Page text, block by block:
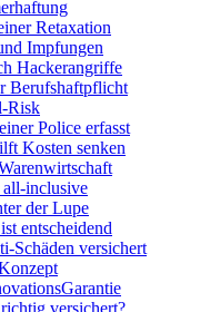
Retaxation
Impfungen
Hackerangriffe
Berufshaftpflicht
Risk
Police erfasst
Kosten senken
inclusive
der Lupe
entscheidend
Schäden versichert
versichert?